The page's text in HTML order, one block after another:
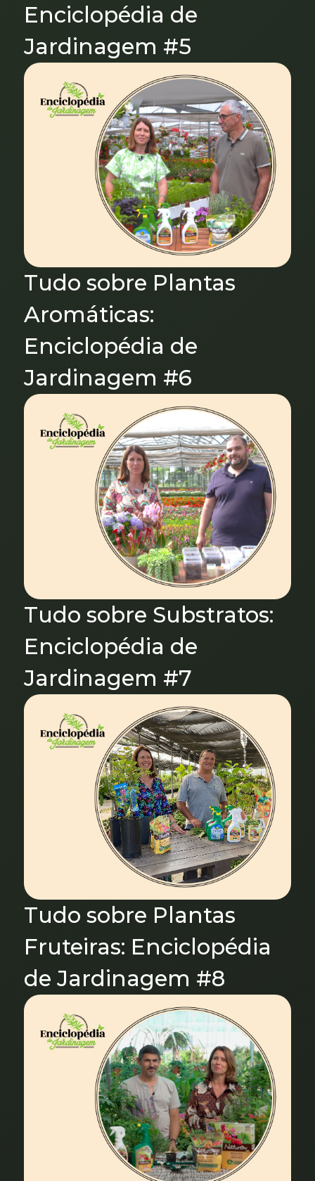
Enciclopédia de
Jardinagem #5
Tudo sobre Plantas
Aromáticas:
Enciclopédia de
Jardinagem #6
Tudo sobre Substratos:
Enciclopédia de
Jardinagem #7
Tudo sobre Plantas
Fruteiras: Enciclopédia
de Jardinagem #8